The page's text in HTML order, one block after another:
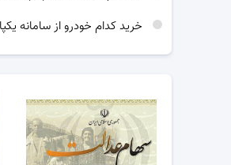
خرید کدام خودرو از سامانه